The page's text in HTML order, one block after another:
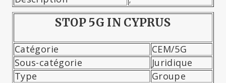
STOP 5G IN CYPRUS
Catégorie
CEM/5G
Sous-catégorie
Juridique
Type
Groupe